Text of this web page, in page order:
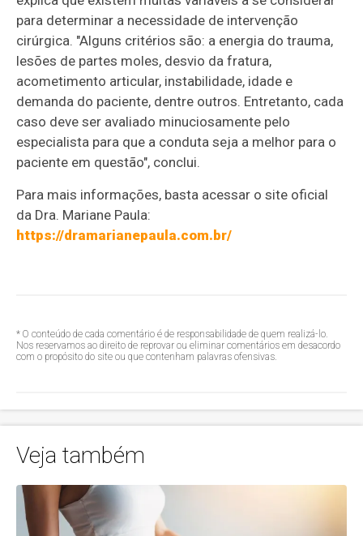
para determinar a necessidade de intervenção
cirúrgica. "Alguns critérios são: a energia do trauma,
lesões de partes moles, desvio da fratura,
acometimento articular, instabilidade, idade e
demanda do paciente, dentre outros. Entretanto, cada
caso deve ser avaliado minuciosamente pelo
especialista para que a conduta seja a melhor para o
paciente em questão", conclui.
Para mais informações, basta acessar o site oficial
da Dra. Mariane Paula:
https://dramarianepaula.com.br/
* O conteúdo de cada comentário é de responsabilidade de quem realizá-lo.
Nos reservamos ao direito de reprovar ou eliminar comentários em desacordo
com o propósito do site ou que contenham palavras ofensivas.
Veja também